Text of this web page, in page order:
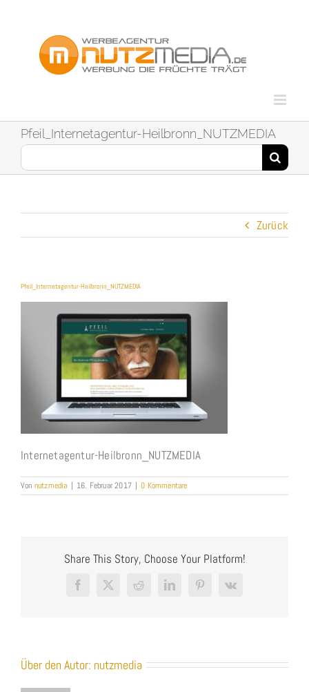
Pfeil_Internetagentur-Heilbronn_NUTZMEDIA
Suche
nach:
Zurück
Pfeil_Internetagentur-Heilbronn_NUTZMEDIA
Internetagentur-Heilbronn_NUTZMEDIA
Von nutzmedia | 16. Februar 2017 | 0 Kommentare
Share This Story, Choose Your Platform!
Facebook
X RedditLinkedInPinterest
Vk
Über den Autor: nutzmedia